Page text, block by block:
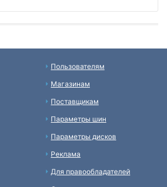
Пользователям
Магазинам
Поставщикам
Параметры шин
Параметры дисков
Реклама
Для правообладателей